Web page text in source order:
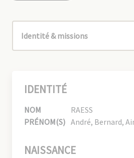
IDENTITÉ
NOM
RAESS
PRÉNOM(S) André, Bernard,
NAISSANCE